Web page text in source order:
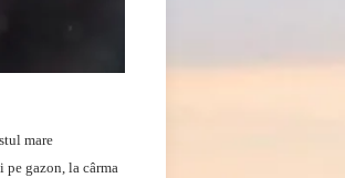
mare
gazon, la cârma